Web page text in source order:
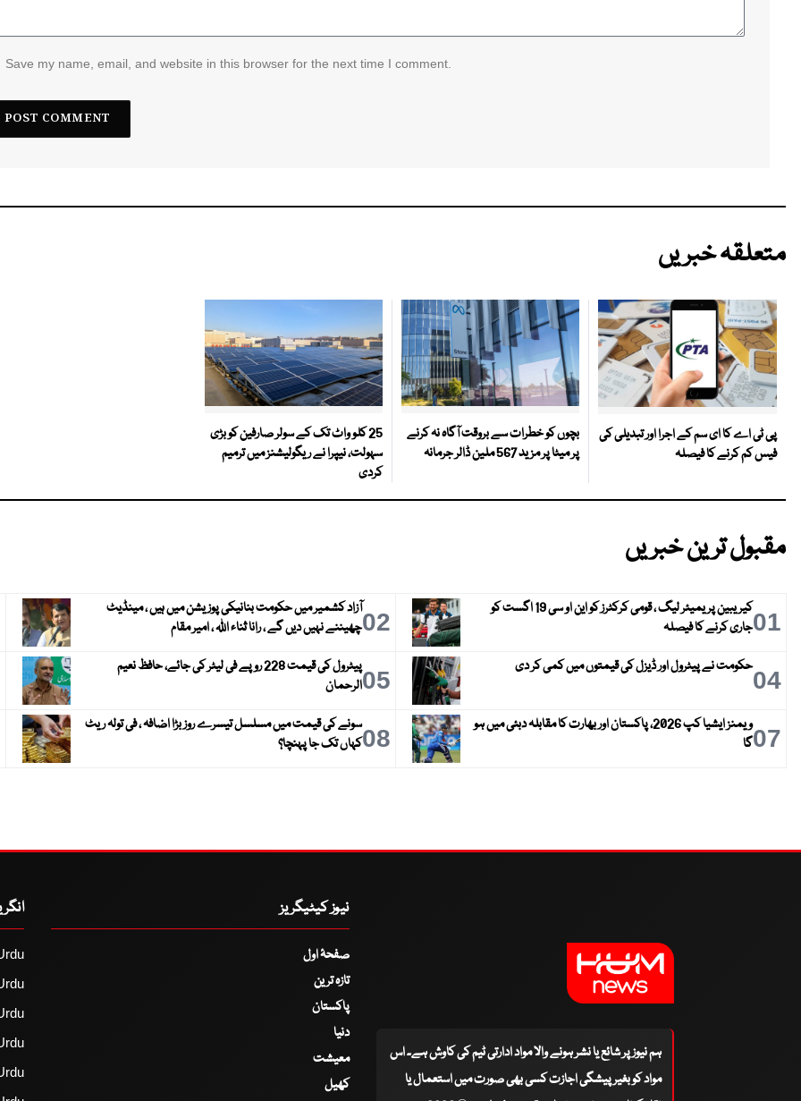
Save my name, email, and website in this browser for the next time I comment.
متعلقہ خبریں
پی ٹی اے کا ای سم کے اجرا اور تبدیلی کی
فیس کم کرنے کا فیصلہ
بچوں کو خطرات سے بروقت آگاہ نہ کرنے
پر میٹا پر مزید 567 ملین ڈالر جرمانہ
25 کلو واٹ تک کے سولر صارفین کو بڑی
سہولت، نیپرا نے ریگولیشنز میں ترمیم
کردی
مقبول ترین خبریں
01
کیریبین پریمیئر لیگ ، قومی کرکٹرز کو این او سی 19 اگست کو
جاری کرنے کا فیصلہ
02آزاد کشمیر میں حکومت بنانیکی پوزیشن میں ہیں ، مینڈیٹ
چھیننے نہیں دیں گے ، رانا ثناء اللہ ، امیر مقام
04حکومت نے پیٹرول اور ڈیزل کی قیمتوں میں کمی کر دی 05
پیٹرول کی قیمت 228 روپے فی لیٹر کی جائے، حافظ نعیم
الرحمان
07
ویمنز ایشیا کپ 2026، پاکستان اور بھارت کا مقابلہ دبئی میں ہو
گا
08سونے کی قیمت میں مسلسل تیسرے روز بڑا اضافہ ، فی تولہ ریٹ
کہاں تک جا پہنچا؟
ہم نیوز پر شائع یا نشر ہونے والا مواد ادارتی ٹیم کی کاوش ہے۔ اس
مواد کو بغیر پیشگی اجازت کسی بھی صورت میں استعمال یا
نیوز کیٹیگریز
صفحۂ اول
تازہ ترین
پاکستان
دنیا
معیشت
کھیل